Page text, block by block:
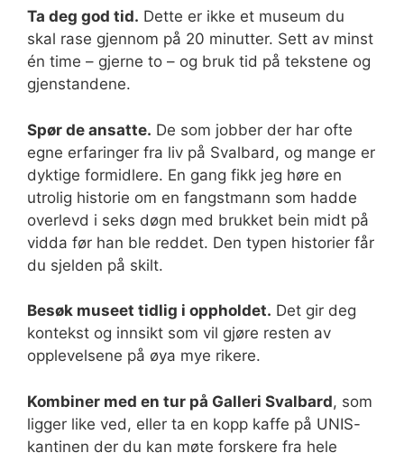
Ta deg god tid. Dette er ikke et museum du
skal rase gjennom på 20 minutter. Sett av minst
én time – gjerne to – og bruk tid på tekstene og
gjenstandene.
Spør de ansatte. De som jobber der har ofte
egne erfaringer fra liv på Svalbard, og mange er
dyktige formidlere. En gang fikk jeg høre en
utrolig historie om en fangstmann som hadde
overlevd i seks døgn med brukket bein midt på
vidda før han ble reddet. Den typen historier får
du sjelden på skilt.
Besøk museet tidlig i oppholdet. Det gir deg
kontekst og innsikt som vil gjøre resten av
opplevelsene på øya mye rikere.
Kombiner med en tur på Galleri Svalbard, som
ligger like ved, eller ta en kopp kaffe på UNIS-
kantinen der du kan møte forskere fra hele